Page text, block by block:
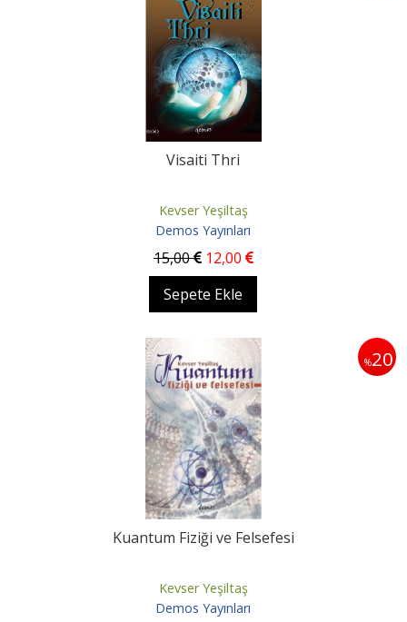
Visaiti Thri
Kevser Yeşiltaş
Demos Yayınları
15,00 12,00
Sepete Ekle
%20
Kuantum Fiziği ve Felsefesi
Kevser Yeşiltaş
Demos Yayınları